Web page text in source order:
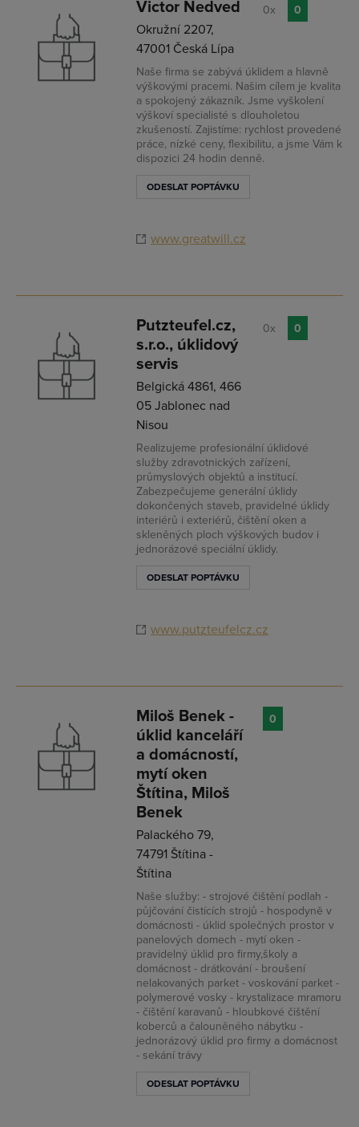
Victor Nedved
Okružní 2207,
47001 Česká Lípa
Naše firma se zabývá úklidem a hlavně
výškovými pracemi. Našim cílem je kvalita
a spokojený zákazník. Jsme vyškolení
výškoví specialisté s dlouholetou
zkušeností. Zajistíme: rychlost provedené
práce, nízké ceny, flexibilitu, a jsme Vám k
dispozici 24 hodin denně.
ODESLAT POPTÁVKU
www.greatwill.cz
0x 0
Putzteufel.cz,
s.r.o., úklidový
servis
Belgická 4861, 466
05 Jablonec nad
Nisou
Realizujeme profesionální úklidové
služby zdravotnických zařízení,
průmyslových objektů a institucí.
Zabezpečujeme generální úklidy
dokončených staveb, pravidelné úklidy
interiérů i exteriérů, čištění oken a
skleněných ploch výškových budov i
jednorázové speciální úklidy.
ODESLAT POPTÁVKU
www.putzteufelcz.cz
0x 0
Miloš Benek -
úklid kanceláří
a domácností,
mytí oken
Štítina, Miloš
Benek
Palackého 79,
74791 Štítina -
Štítina
Naše služby: - strojové čištění podlah -
půjčování čistících strojů - hospodyně v
domácnosti - úklid společných prostor v
panelových domech - mytí oken -
pravidelný úklid pro firmy,školy a
domácnost - drátkování - broušení
nelakovaných parket - voskování parket -
polymerové vosky - krystalizace mramoru
- čištění karavanů - hloubkové čištění
koberců a čalouněného nábytku -
jednorázový úklid pro firmy a domácnost
- sekání trávy
ODESLAT POPTÁVKU
0